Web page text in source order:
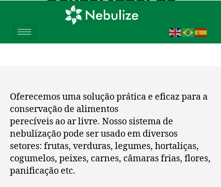
Hortaliças em Tijucas do
Oferecemos uma solução prática e eficaz para a
conservação de alimentos
perecíveis ao ar livre. Nosso sistema de
nebulização pode ser usado em diversos
setores: frutas, verduras, legumes, hortaliças,
cogumelos, peixes, carnes, câmaras frias, flores,
panificação etc.